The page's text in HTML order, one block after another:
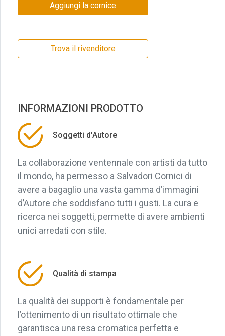
Aggiungi la cornice
Trova il rivenditore
INFORMAZIONI PRODOTTO
Soggetti d'Autore
La collaborazione ventennale con artisti da tutto
il mondo, ha permesso a Salvadori Cornici di
avere a bagaglio una vasta gamma d’immagini
d’Autore che soddisfano tutti i gusti. La cura e
ricerca nei soggetti, permette di avere ambienti
unici arredati con stile.
Qualità di stampa
La qualità dei supporti è fondamentale per
l’ottenimento di un risultato ottimale che
garantisca una resa cromatica perfetta e